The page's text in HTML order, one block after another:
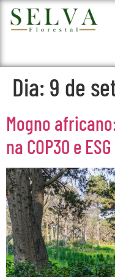
Dia: 9 de
Mogno
na COP30 e ESG